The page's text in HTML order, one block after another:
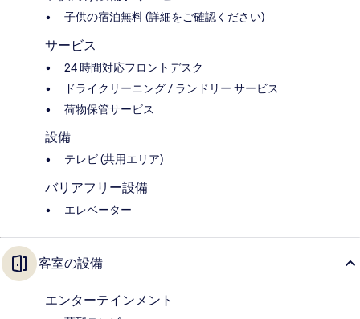
子供の宿泊無料 (詳細をご確認ください)
サービス
24 時間対応フロントデスク
ドライクリーニング / ランドリー サービス
荷物保管サービス
設備
テレビ (共用エリア)
バリアフリー設備
エレベーター
客室の設備
エンターテインメント